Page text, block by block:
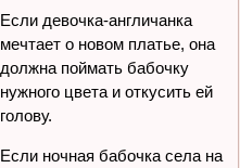
Если девочка-англичанка
мечтает о новом платье, она
должна поймать бабочку
нужного цвета и откусить ей
голову.
Если ночная бабочка села на